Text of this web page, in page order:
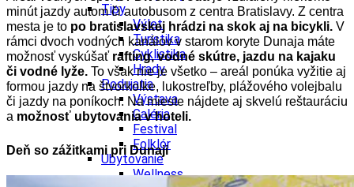
Tipy
Výlet
Turistika
Cyklistika
Hrady
Podujatia
Výstava
Galéria
Festival
Folklór
Ubytovanie
Wellness
minút jazdy autom či autobusom z centra Bratislavy. Z centra
mesta je to po bratislavskej hrádzi na skok aj na bicykli. V
rámci dvoch vodných kanálov v starom koryte Dunaja máte
možnosť vyskúšať rafting, vodné skútre, jazdu na kajaku
či vodné lyže. To však nie je všetko – areál ponúka vyžitie aj
formou jazdy na štvorkolke, lukostreľby, plážového volejbalu
či jazdy na poníkoch. Na mieste nájdete aj skvelú reštauráciu
a možnosť ubytovania v hoteli.
Deň so zážitkami pri Dunaji